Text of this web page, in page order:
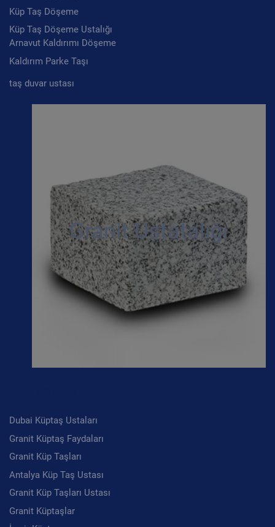
Küp Taş Döşeme
Küp Taş Döşeme Ustalığı
Arnavut Kaldırımı Döşeme
Kaldırım Parke Taşı
taş duvar ustası
Granit Ustatalığı
Dubai Küptaş Ustaları
Granit Küptaş Faydaları
Granit Küp Taşları
Antalya Küp Taş Ustası
Granit Küp Taşları Ustası
Granit Küptaşlar